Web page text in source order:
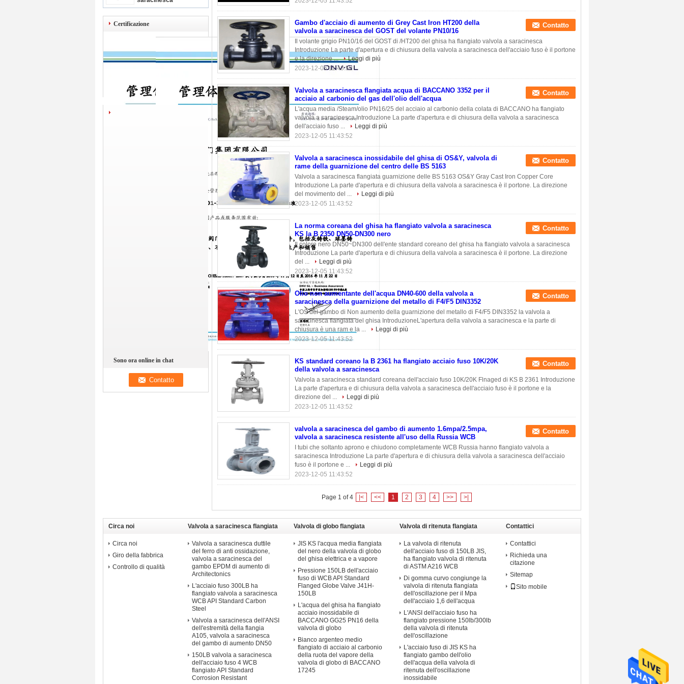
Certificazione
Sono ora online in chat
Gambo d'acciaio di aumento di Grey Cast Iron HT200 della
valvola a saracinesca del GOST del volante PN10/16
Contatto
Il volante grigio PN10/16 del GOST di /HT200 del ghisa ha flangiato valvola a saracinesca
Introduzione La parte d'apertura e di chiusura della valvola a saracinesca dell'acciaio fuso è il portone
e la direzione ...
Leggi di più
2023-12-05 11:43:52
Valvola a saracinesca flangiata acqua di BACCANO 3352 per il
acciaio al carbonio del gas dell'olio dell'acqua
Contatto
L'acqua media /Steam/olio PN16/25 del acciaio al carbonio della colata di BACCANO ha flangiato
valvola a saracinesca Introduzione La parte d'apertura e di chiusura della valvola a saracinesca
dell'acciaio fuso ...
Leggi di più
2023-12-05 11:43:52
Valvola a saracinesca inossidabile del ghisa di OS&Y, valvola di
rame della guarnizione del centro delle BS 5163
Contatto
Valvola a saracinesca flangiata guarnizione delle BS 5163 OS&Y Gray Cast Iron Copper Core
Introduzione La parte d'apertura e di chiusura della valvola a saracinesca è il portone. La direzione
del movimento del ...
Leggi di più
2023-12-05 11:43:52
La norma coreana del ghisa ha flangiato valvola a saracinesca
KS la B 2350 DN50-DN300 nero
Contatto
Il colore nero DN50~DN300 dell'ente standard coreano del ghisa ha flangiato valvola a saracinesca
Introduzione La parte d'apertura e di chiusura della valvola a saracinesca è il portone. La direzione
del ...
Leggi di più
2023-12-05 11:43:52
Olio non aumentante dell'acqua DN40-600 della valvola a
saracinesca della guarnizione del metallo di F4/F5 DIN3352
Contatto
L'OS del gambo di Non aumento della guarnizione del metallo di F4/F5 DIN3352 la valvola a
saracinesca flangiata del ghisa IntroduzioneL'apertura della valvola a saracinesca e la parte di
chiusura è una ram e la ...
Leggi di più
2023-12-05 11:43:52
KS standard coreano la B 2361 ha flangiato acciaio fuso 10K/20K
della valvola a saracinesca
Contatto
Valvola a saracinesca standard coreana dell'acciaio fuso 10K/20K Flnaged di KS B 2361 Introduzione
La parte d'apertura e di chiusura della valvola a saracinesca dell'acciaio fuso è il portone e la
direzione del ...
Leggi di più
2023-12-05 11:43:52
valvola a saracinesca del gambo di aumento 1.6mpa/2.5mpa,
valvola a saracinesca resistente all'uso della Russia WCB
Contatto
I tubi che soltanto aprono e chiudono completamente WCB Russia hanno flangiato valvola a
saracinesca Introduzione La parte d'apertura e di chiusura della valvola a saracinesca dell'acciaio
fuso è il portone e ...
Leggi di più
2023-12-05 11:43:52
Page 1 of 4 |< << 1 2 3 4 >> >|
Circa noi
Circa noi
Giro della fabbrica
Controllo di qualità
Valvola a saracinesca flangiata
Valvola a saracinesca duttile
del ferro di anti ossidazione,
valvola a saracinesca del
gambo EPDM di aumento di
Architectonics
L'acciaio fuso 300LB ha
flangiato valvola a saracinesca
WCB API Standard Carbon
Steel
Valvola a saracinesca dell'ANSI
dell'estremità della flangia
A105, valvola a saracinesca
del gambo di aumento DN50
150LB valvola a saracinesca
dell'acciaio fuso 4 WCB
flangiato API Standard
Corrosion Resistant
Valvola di globo flangiata
JIS KS l'acqua media flangiata
del nero della valvola di globo
del ghisa elettrica e a vapore
Pressione 150LB dell'acciaio
fuso di WCB API Standard
Flanged Globe Valve J41H-
150LB
L'acqua del ghisa ha flangiato
acciaio inossidabile di
BACCANO GG25 PN16 della
valvola di globo
Bianco argenteo medio
flangiato di acciaio al carbonio
della ruota del vapore della
valvola di globo di BACCANO
17245
Valvola di ritenuta flangiata
dell'oscillazione
La valvola di ritenuta
dell'acciaio fuso di 150LB JIS,
ha flangiato valvola di ritenuta
di ASTM A216 WCB
Di gomma curvo congiunge la
valvola di ritenuta flangiata
dell'oscillazione per il Mpa
dell'acciaio 1,6 dell'acqua
L'ANSI dell'acciaio fuso ha
flangiato pressione 150lb/300lb
della valvola di ritenuta
dell'oscillazione
L'acciaio fuso di JIS KS ha
flangiato gambo dell'olio
dell'acqua della valvola di
ritenuta dell'oscillazione
inossidabile
Contattici
Contattici
Richieda una
citazione
Sitemap
Sito mobile